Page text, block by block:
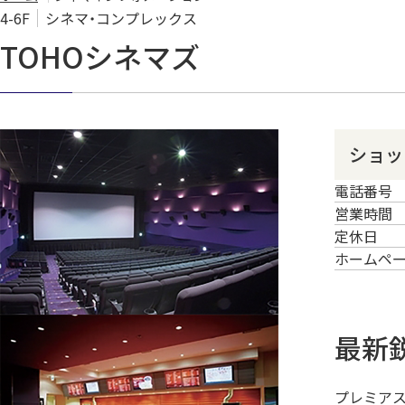
4-6F シネマ・コンプレックス
TOHOシネマズ
ショ
電話番号
営業時間
定休日
ホームペ
最新
プレミア